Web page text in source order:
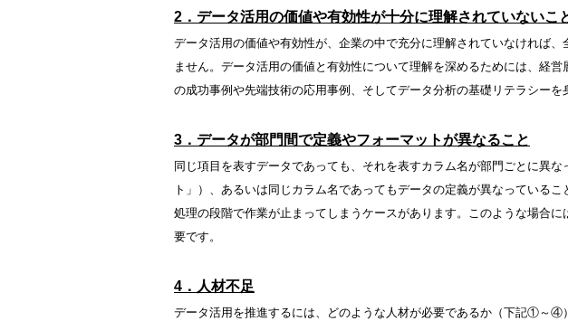
2．データ活用の価値や有効性が十分に理解されていないこ
データ活用の価値や有効性が、企業の中で充分に理解されていなければ
ません。データ活用の価値と有効性について理解を深めるためには、経
の成功事例や先端技術の応用事例、そしてデータ分析の基礎リテラシーを
3．データが部門間で定義やフォーマットが異なること
同じ項目を表すデータであっても、それを表すカラム名が部門ごとに異
ト」）、あるいは同じカラム名であってもデータの定義が異なっている
処理の段階で作業が止まってしまうケースがあります。このような場合
要です。
4．人材不足
データ活用を推進するには、どのような人材が必要であるか（下記①～④